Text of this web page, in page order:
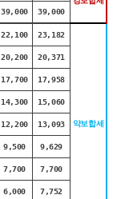
39,000 39,000
22,100 23,182
약보합세
20,200 20,371
17,700 17,958
14,300 15,060
12,200 13,093
9,500 9,629
7,700 7,700
6,000 7,752